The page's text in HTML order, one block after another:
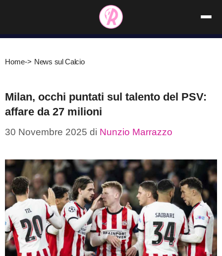
contenuto
Home-> News sul Calcio
Milan, occhi puntati sul talento del PSV:
affare da 27 milioni
30 Novembre 2025 di Nunzio Marrazzo